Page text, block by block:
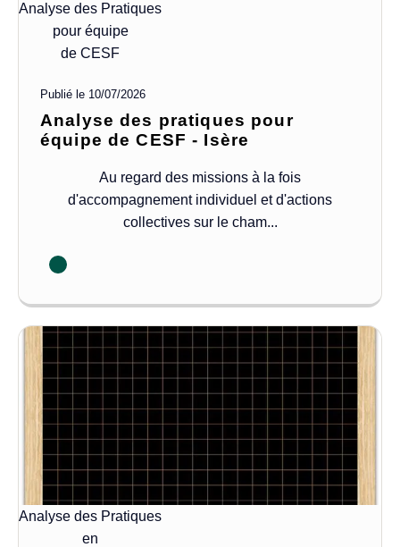
Analyse des Pratiques
pour équipe
de CESF
Publié le 10/07/2026
Analyse des pratiques pour
équipe de CESF - Isère
Au regard des missions à la fois
d'accompagnement individuel et d'actions
collectives sur le cham...
Analyse des Pratiques
en